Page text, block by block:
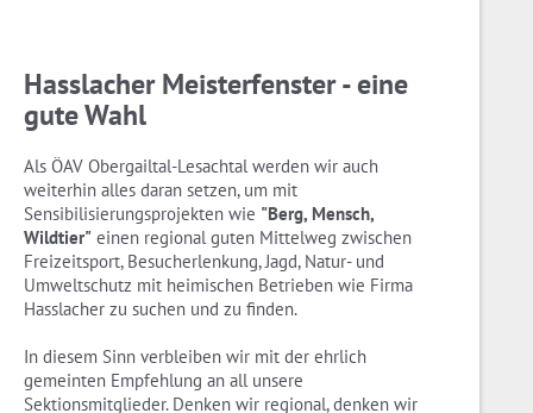
Hasslacher Meisterfenster - eine
gute Wahl
Als ÖAV Obergailtal-Lesachtal werden wir auch
weiterhin alles daran setzen, um mit
Sensibilisierungsprojekten wie "Berg, Mensch,
Wildtier" einen regional guten Mittelweg zwischen
Freizeitsport, Besucherlenkung, Jagd, Natur- und
Umweltschutz mit heimischen Betrieben wie Firma
Hasslacher zu suchen und zu finden.
In diesem Sinn verbleiben wir mit der ehrlich
gemeinten Empfehlung an all unsere
Sektionsmitglieder. Denken wir regional, denken wir